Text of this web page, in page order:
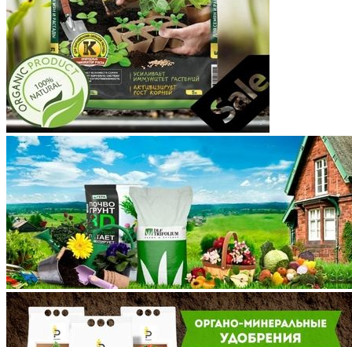
Краснодарский край
Красноярский край
Крым
Курганская область
Курская область
Ленинградская область
Липецкая область
Магаданская область
Марий Эл
Мордовия
Московская область